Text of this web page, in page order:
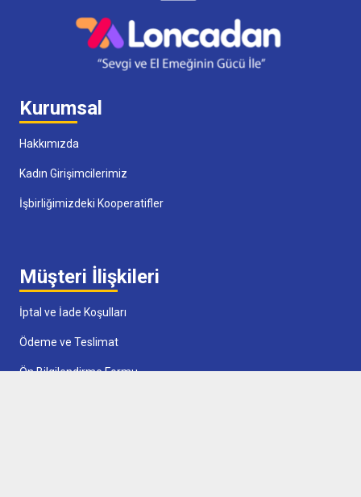
Kurumsal
Hakkımızda
Kadın Girişimcilerimiz
İşbirliğimizdeki Kooperatifler
Müşteri İlişkileri
İptal ve İade Koşulları
Ödeme ve Teslimat
Ön Bilgilendirme Formu